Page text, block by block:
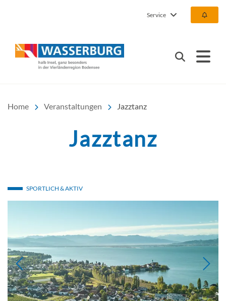
Service
Urlaub | Ferien | Hotel |
Suchen
Home Veranstaltungen Jazztanz
Jazztanz
SPORTLICH & AKTIV